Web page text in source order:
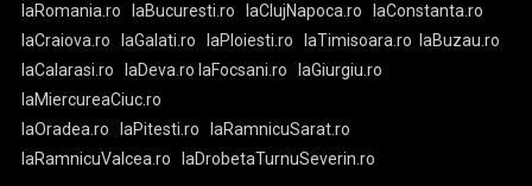
laRomania.ro laBucuresti.ro laClujNapoca.ro
laConstanta.ro
laCraiova.ro
laGalati.ro laPloiesti.ro laTimisoara.ro
laBuzau.ro
laCalarasi.ro
laDeva.ro laFocsani.ro
laGiurgiu.ro
laMiercureaCiuc.ro
laOradea.ro
laPitesti.ro
laRamnicuSarat.ro
laRamnicuValcea.ro
laDrobetaTurnuSeverin.ro